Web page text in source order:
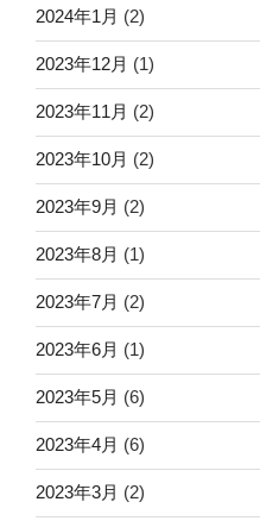
2024年1月 (2)
2023年12月 (1)
2023年11月 (2)
2023年10月 (2)
2023年9月 (2)
2023年8月 (1)
2023年7月 (2)
2023年6月 (1)
2023年5月 (6)
2023年4月 (6)
2023年3月 (2)